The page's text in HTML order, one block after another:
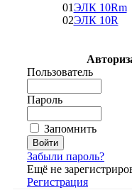
01ЭЛК 10Rm
02ЭЛК 10R
Пользователь
Пароль
Запомнить
Забыли пароль?
Ещё не
Регистрация